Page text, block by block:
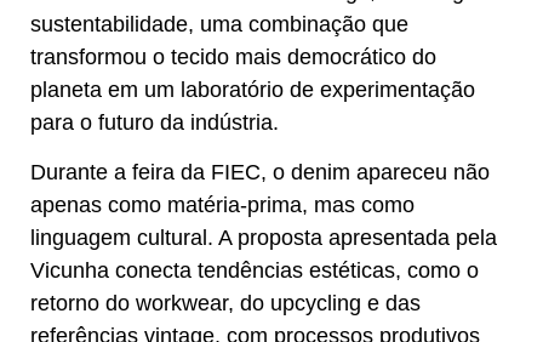
sustentabilidade, uma combinação que
transformou o tecido mais democrático do
planeta em um laboratório de experimentação
para o futuro da indústria.
Durante a feira da FIEC, o denim apareceu não
apenas como matéria-prima, mas como
linguagem cultural. A proposta apresentada pela
Vicunha conecta tendências estéticas, como o
retorno do workwear, do upcycling e das
referências vintage, com processos produtivos